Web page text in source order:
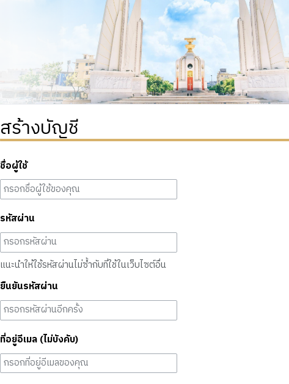
สร้างบัญชี
ชื่อผู้ใช้
รหัสผ่าน
แนะนำให้ใช้รหัสผ่านไม่ซ้ำกับที่ใช้ในเว็บไซต์อื่น
ยืนยันรหัสผ่าน
ที่อยู่อีเมล (ไม่บังคับ)